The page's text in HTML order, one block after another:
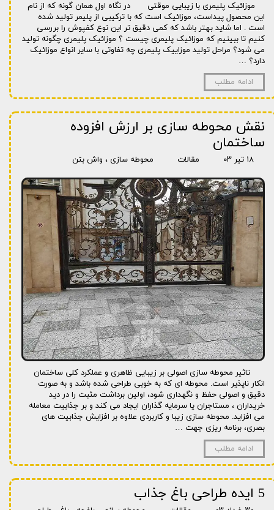
موزائیک پلیمری با زیبایی موقتی در نگاه اول همان گونه که از نام
این محصول پیداست، موزائیک است که با ترکیبی از پلیمر تولید شده
است . اما شاید بهتر باشد که کمی دقیق تر این نوع کفپوش را بررسی
کنیم تا ببینیم که موزائیک پلیمری چیست ؟ موزائیک پلیمری چگونه تولید
می شود؟ مراحل تولید موزاییک پلیمری چه تفاوتی با سایر انواع موزائیک
دارد؟ …
ادامه مطلب
نقش محوطه سازی بر ارزش افزوده
ساختمان
۱۸ تیر ۰۳ مقالات محوطه سازی ، واش بتن
تاثیر محوطه سازی اصولی بر زیبایی ظاهری و عملکرد کلی ساختمان
انکار ناپذیر است. محوطه ای که به خوبی طراحی شده باشد و به صورت
دقیق و اصولی حفظ و نگهداری شود، اولین برداشت مثبت را در دید
خریداران ، مستاجران یا سرمایه گذاران ایجاد می کند و بر جذابیت معامله
می افزاید. محوطه سازی زیبا و کاربردی علاوه بر افزایش جذابیت های
بصری، برنامه ریزی جهت …
ادامه مطلب
5 ایده طراحی باغ جذاب